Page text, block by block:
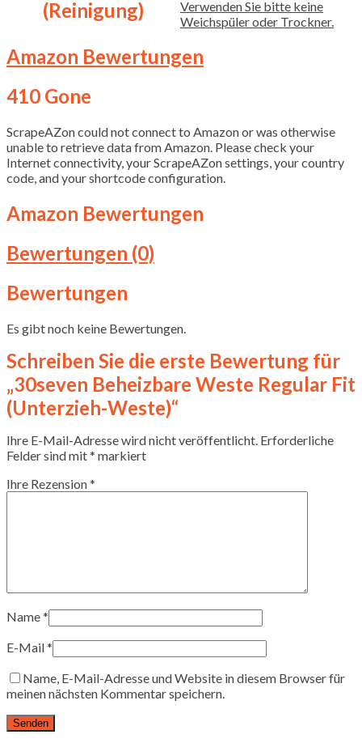
(Reinigung)
Verwenden Sie bitte keine
Weichspüler oder Trockner.
Amazon Bewertungen
410 Gone
ScrapeAZon could not connect to Amazon or was otherwise
unable to retrieve data from Amazon. Please check your
Internet connectivity, your ScrapeAZon settings, your country
code, and your shortcode configuration.
Amazon Bewertungen
Bewertungen (0)
Bewertungen
Es gibt noch keine Bewertungen.
Schreiben Sie die erste Bewertung für
„30seven Beheizbare Weste Regular Fit
(Unterzieh-Weste)“
Ihre E-Mail-Adresse wird nicht veröffentlicht. Erforderliche
Felder sind mit* markiert
Ihre Rezension*
Name*
E-Mail*
Name, E-Mail-Adresse und Website in diesem Browser für
meinen nächsten Kommentar speichern.